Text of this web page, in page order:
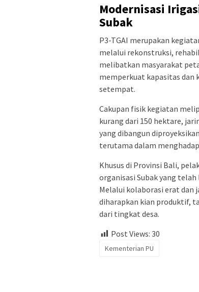
Modernisasi
Subak
​P3-TGAI merupakan
melalui rekonstruksi,
melibatkan masyarakat
memperkuat kapasitas dan
setempat.
​Cakupan fisik kegiatan
kurang dari 150 hektare,
yang dibangun
terutama dalam
​Khusus di Provinsi Bali,
organisasi Subak yang
Melalui kolaborasi erat dan
diharapkan kian produktif,
dari tingkat desa.
Post Views: 30
Kementerian PU